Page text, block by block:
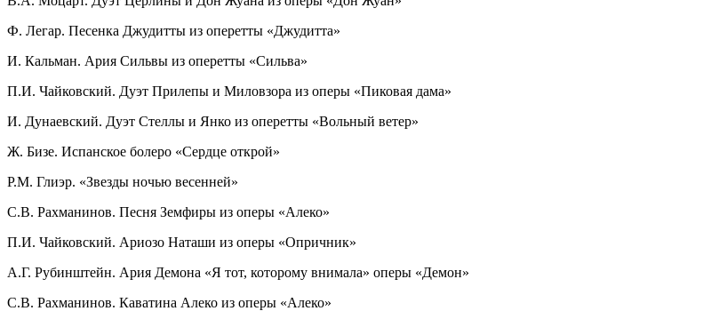
Ф. Легар. Песенка Джудитты из оперетты «Джудитта»
И. Кальман. Ария Сильвы из оперетты «Сильва»
П.И. Чайковский. Дуэт Прилепы и Миловзора из оперы «Пиковая дама»
И. Дунаевский. Дуэт Стеллы и Янко из оперетты «Вольный ветер»
Ж. Бизе. Испанское болеро «Сердце открой»
Р.М. Глиэр. «Звезды ночью весенней»
С.В. Рахманинов. Песня Земфиры из оперы «Алеко»
П.И. Чайковский. Ариозо Наташи из оперы «Опричник»
А.Г. Рубинштейн. Ария Демона «Я тот, которому внимала» оперы «Демон»
С.В. Рахманинов. Каватина Алеко из оперы «Алеко»